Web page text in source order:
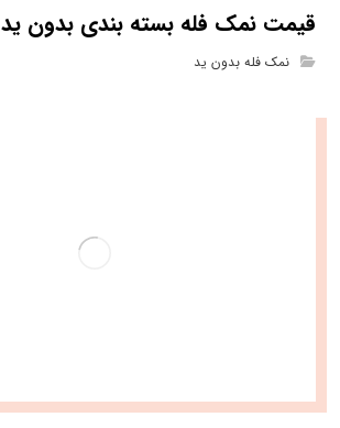
قیمت نمک فله بسته بندی بدون ید
نمک فله بدون ید